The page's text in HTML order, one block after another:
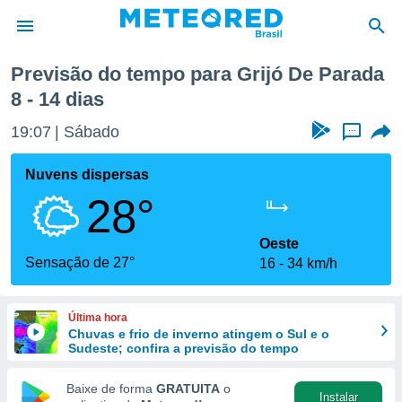
da
por
para
fornecidas
e
forma
Previsão do tempo para Grijó De Parada
8 - 14 dias
19:07 Sábado ...
Nuvens dispersas
28°
Sensação de 27°
Oeste
16
34 km/h
Última hora
Chuvas e frio de inverno atingem o Sul e o
Sudeste; confira a previsão do tempo
Baixe de forma GRATUITA o
Instalar